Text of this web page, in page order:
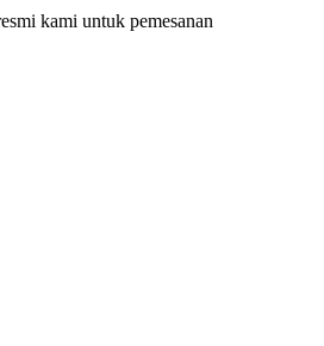
kami untuk pemesanan